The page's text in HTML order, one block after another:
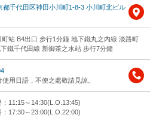
都千代田区神田小川町1-8-3 小川町北ビル
站 B4出口 步行1分鐘 地下鐵丸之內線 淡路町
鐵千代田線 新御茶之水站 步行7分鐘
用日語，不便之處敬請見諒。
11:15～14:30(L.O.13:45)
17:30～23:00(L.O.22:00)